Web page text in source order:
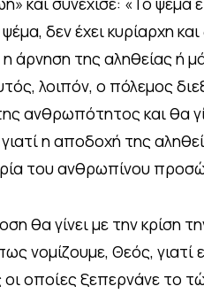
δεν έχει κυρίαρχη
η άρνηση της αληθείας ή
λοιπόν, ο πόλεμος
ανθρωπότητος και θα
η αποδοχή της
του ανθρωπίνου
θα γίνει με την κρίση
νομίζουμε, Θεός, γιατί
οποίες ξεπερνάνε το